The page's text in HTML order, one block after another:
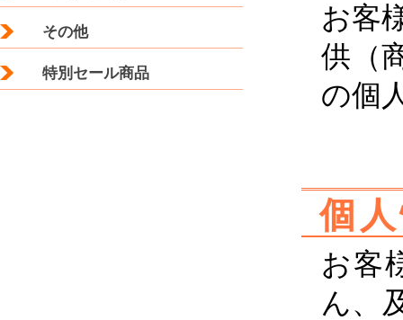
お客
供（
の個
個
お客
ん、
その他
特別セール商品